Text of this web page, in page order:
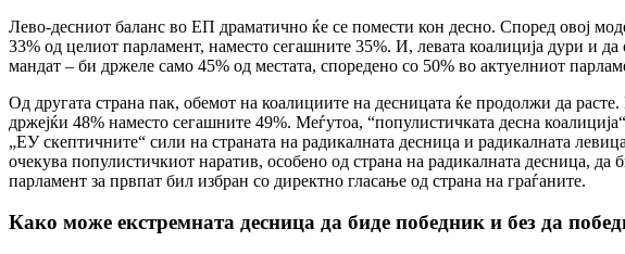
Лево-десниот баланс во ЕП драматично ќе се помести кон десно. Според овој
33% од целиот парламент, наместо сегашните 35%. И, левата коалиција дури и
мандат – би држеле само 45% од местата, споредено со 50% во актуелниот
Од другата страна пак, обемот на коалициите на десницата ќе продолжи да
држејќи 48% наместо сегашните 49%. Меѓутоа, “популистичката десна
„ЕУ скептичните“ сили на страната на радикалната десница и радикалната
очекува популистичкиот наратив, особено од страна на радикалната десница,
парламент за првпат бил избран со директно гласање од страна на граѓаните.
Како може екстремната десница да биде победник и без да